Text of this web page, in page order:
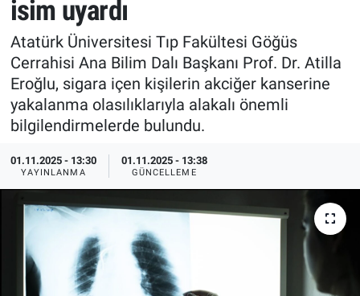
isim uyardı
Atatürk Üniversitesi Tıp Fakültesi Göğüs
Cerrahisi Ana Bilim Dalı Başkanı Prof. Dr. Atilla
Eroğlu, sigara içen kişilerin akciğer kanserine
yakalanma olasılıklarıyla alakalı önemli
bilgilendirmelerde bulundu.
01.11.2025 - 13:30
YAYINLANMA
01.11.2025 - 13:38
GÜNCELLEME
Ekonomi
Trend
Özel Haberler
Spor
Ekonomi
Dünya
Erişim Bilgileri
Tüm Manşetler
Son Dakika Haberleri
Haber Arşivi